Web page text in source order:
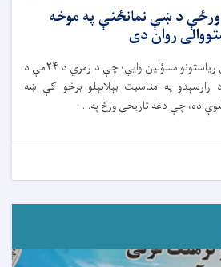
د ښې نمانځنې په موخه
روان دی
د اطلاعاتو او فرهنګي ولایتي ریاستونو مسؤلین وایي؛ چې د زمري د ۲۴مې د
په مناسبت بېلابېلو برخو کې ښه
ده، چې دغه تاریخي ورځ په. . .